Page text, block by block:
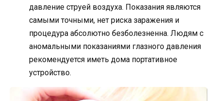
давление струей воздуха. Показания являются
самыми точными, нет риска заражения и
процедура абсолютно безболезненна. Людям с
аномальными показаниями глазного давления
рекомендуется иметь дома портативное
устройство.